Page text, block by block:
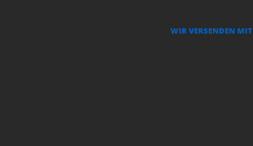
WIR VERSENDEN MIT